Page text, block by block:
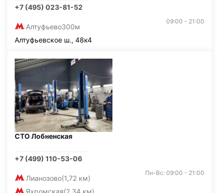
+7 (495) 023-81-52
Алтуфьево300м
09:00 - 21:00
Алтуфьевское ш., 48к4
СТО Лобненская
+7 (499) 110-53-06
Лианозово(1,72 км)
Яхромская(2,34 км)
Пн-Вс: 09:00 - 21:00